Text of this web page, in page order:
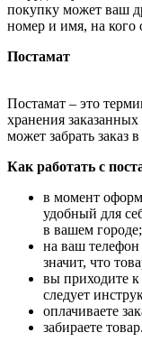
покупку может ваш
номер и имя, на кого
Постамат
Постамат – это
хранения
может забрать заказ
Как работать с
в момент
удобный для
в вашем городе;
на ваш
значит, что
вы приходите к
следует
оплачиваете
забираете товар.